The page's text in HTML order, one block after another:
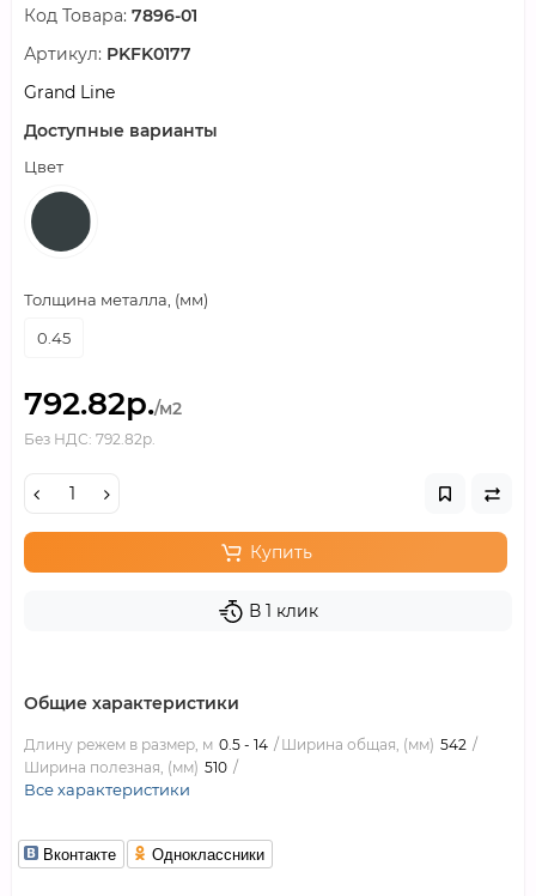
Код Товара: 7896-01
Артикул: PKFK0177
Grand Line
Доступные варианты
Цвет
Толщина металла, (мм)
0.45
792.82р./м2
Без НДС: 792.82р.
Купить
В 1 клик
Общие характеристики
Длину режем в размер, м 0.5 - 14 Ширина общая, (мм) 542
Ширина полезная, (мм) 510
Все характеристики
Вконтакте Одноклассники